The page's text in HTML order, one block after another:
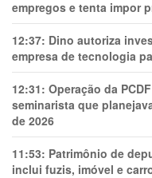
empregos e tenta impor
12:37: Dino autoriza
empresa de tecnologia
12:31: Operação da
seminarista que
de 2026
11:53: Patrimônio de
inclui fuzis, imóvel e